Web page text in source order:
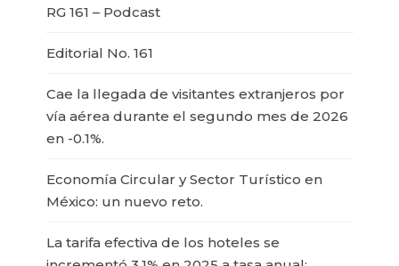
RG 161 – Podcast
Editorial No. 161
Cae la llegada de visitantes extranjeros por
vía aérea durante el segundo mes de 2026
en -0.1%.
Economía Circular y Sector Turístico en
México: un nuevo reto.
La tarifa efectiva de los hoteles se